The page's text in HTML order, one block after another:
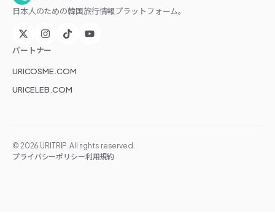
日本人のための韓国旅行情報プラットフォーム。
パートナー
URICOSME.COM
URICELEB.COM
© 2026 URITRIP. All rights reserved.
プライバシーポリシー利用規約